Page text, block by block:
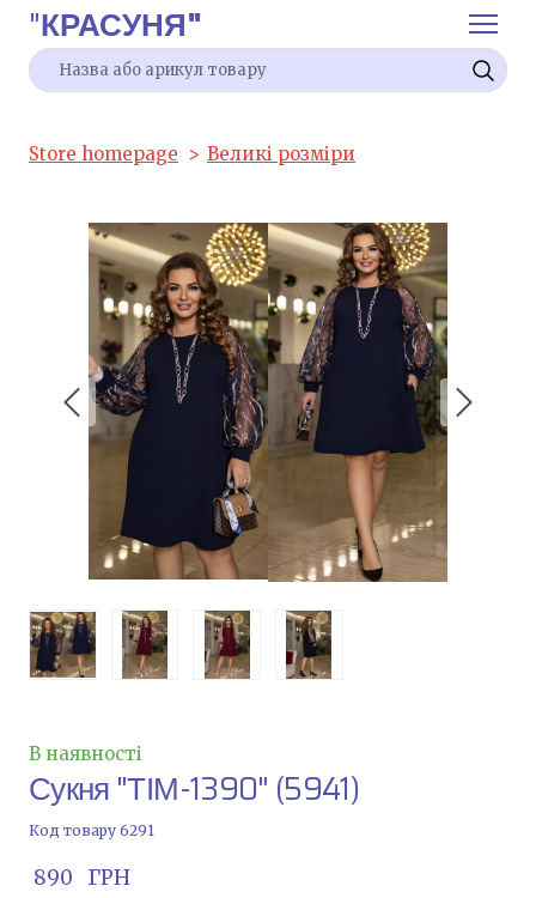
"КРАСУНЯ"
Store homepage Великі розміри
В наявності
Сукня "ТІМ-1390" (5941)
Код товару 6291
890   ГРН